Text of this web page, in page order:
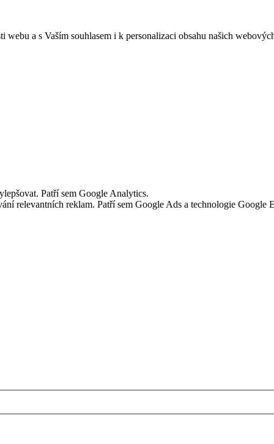
a s Vaším souhlasem i k personalizaci obsahu našich
Patří sem Google Analytics.
relevantních reklam. Patří sem Google Ads a technologie Google